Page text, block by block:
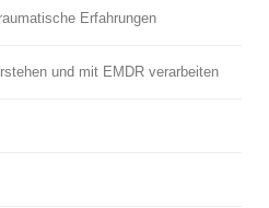
Erfahrungen
und mit EMDR verarbeiten